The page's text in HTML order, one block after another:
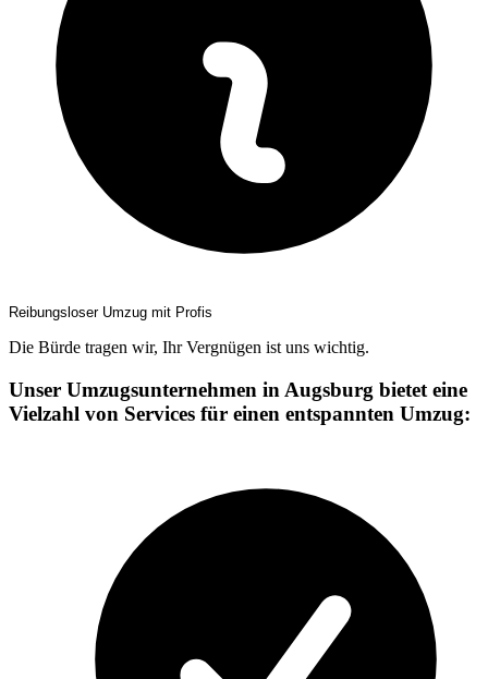
Reibungsloser Umzug mit Profis
Die Bürde tragen wir, Ihr Vergnügen ist uns wichtig.
Unser Umzugsunternehmen in Augsburg bietet eine
Vielzahl von Services für einen entspannten Umzug: